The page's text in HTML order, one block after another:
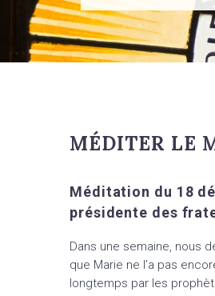
MÉDITER LE
Méditation du 18
présidente des
Dans une semaine, nous
que Marie ne l’a pas
longtemps par les